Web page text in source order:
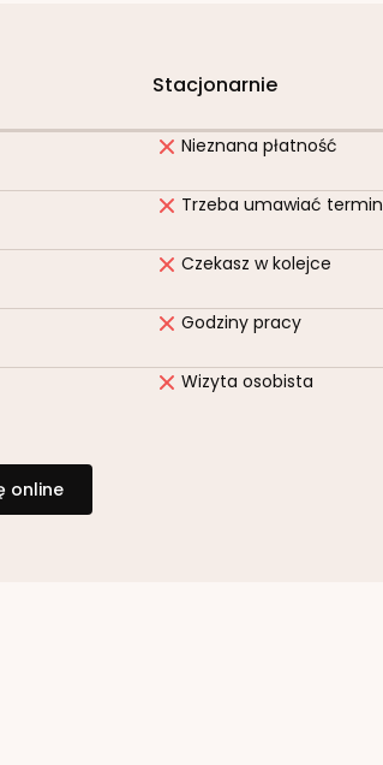
Stacjonarnie
Nieznana płatność
Trzeba umawiać termin
Czekasz w kolejce
Godziny pracy
Wizyta osobista
online